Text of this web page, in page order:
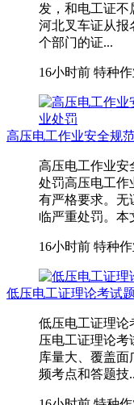
发，和电工证不
河北叉车证从报
个部门的证...
16小时前 特种
高压电工作业安全规
高压电工作业安
处罚高压电工作
有严格要求。无
临严重处罚。本
16小时前 特种
低压电工证理论考试
低压电工证理论
压电工证理论考
库量大、覆盖面
频考点和答题技